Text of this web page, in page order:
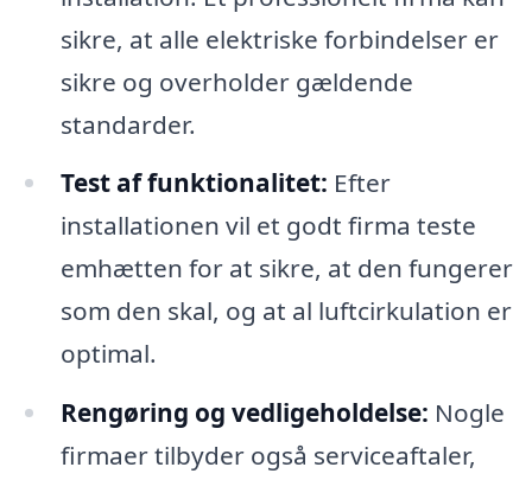
sikre, at alle elektriske forbindelser er
sikre og overholder gældende
standarder.
Test af funktionalitet: Efter
installationen vil et godt firma teste
emhætten for at sikre, at den fungerer
som den skal, og at al luftcirkulation er
optimal.
Rengøring og vedligeholdelse: Nogle
firmaer tilbyder også serviceaftaler,